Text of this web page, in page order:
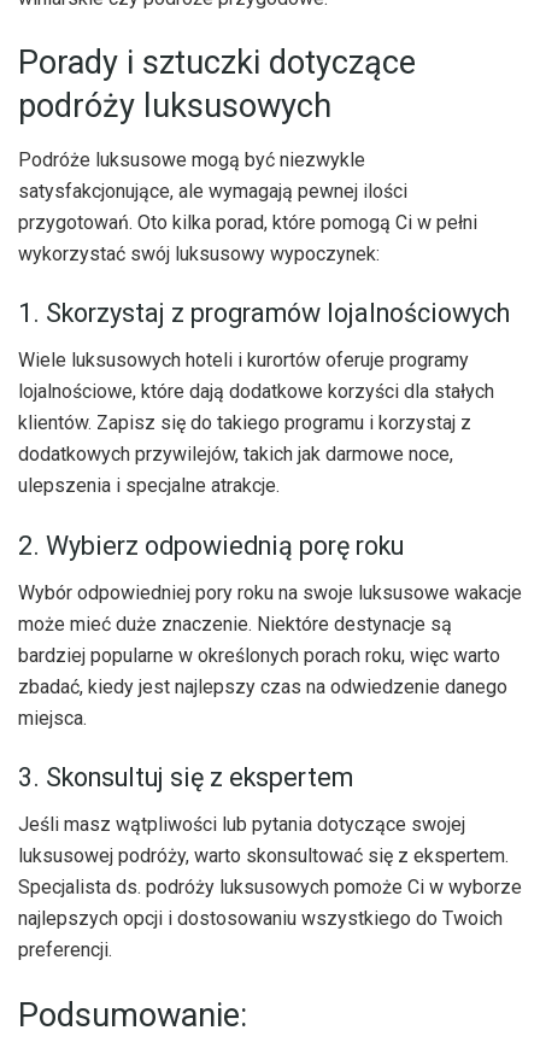
Porady i sztuczki dotyczące
podróży luksusowych
Podróże luksusowe mogą być niezwykle
satysfakcjonujące, ale wymagają pewnej ilości
przygotowań. Oto kilka porad, które pomogą Ci w pełni
wykorzystać swój luksusowy wypoczynek:
1. Skorzystaj z programów lojalnościowych
Wiele luksusowych hoteli i kurortów oferuje programy
lojalnościowe, które dają dodatkowe korzyści dla stałych
klientów. Zapisz się do takiego programu i korzystaj z
dodatkowych przywilejów, takich jak darmowe noce,
ulepszenia i specjalne atrakcje.
2. Wybierz odpowiednią porę roku
Wybór odpowiedniej pory roku na swoje luksusowe wakacje
może mieć duże znaczenie. Niektóre destynacje są
bardziej popularne w określonych porach roku, więc warto
zbadać, kiedy jest najlepszy czas na odwiedzenie danego
miejsca.
3. Skonsultuj się z ekspertem
Jeśli masz wątpliwości lub pytania dotyczące swojej
luksusowej podróży, warto skonsultować się z ekspertem.
Specjalista ds. podróży luksusowych pomoże Ci w wyborze
najlepszych opcji i dostosowaniu wszystkiego do Twoich
preferencji.
Podsumowanie: